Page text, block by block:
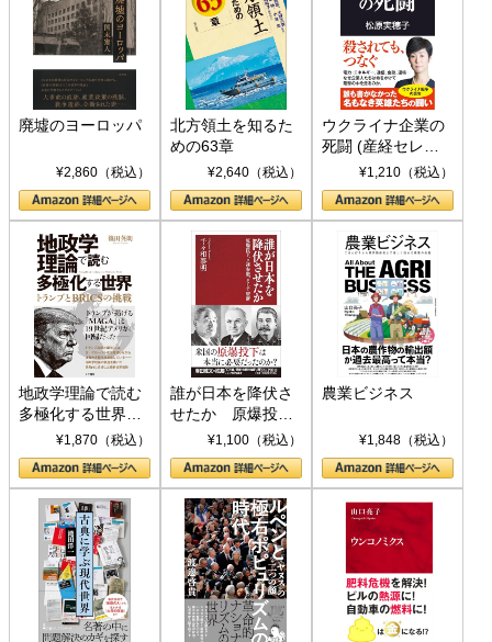
廃墟のヨーロッパ
¥2,860（税込）
北方領土を知るた
めの63章
¥2,640（税込）
ウクライナ企業の
死闘 (産経セレク
ト S 039)¥1,210（税込）
地政学理論で読む
多極化する世界：
トランプとBRICS
の挑戦
¥1,870（税込）
誰が日本を降伏さ
せたか 原爆投
下、ソ連参戦、そ
して聖断 (PHP新
書)
¥1,100（税込）
農業ビジネス
¥1,848（税込）